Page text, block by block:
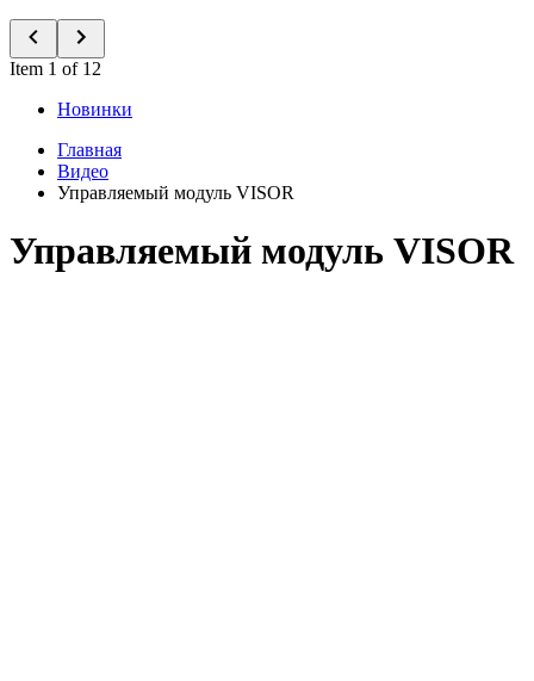
Item 1 of 12
Новинки
Главная
Видео
Управляемый модуль VISOR
Управляемый модуль VISOR